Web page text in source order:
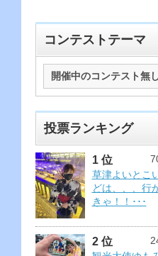
コンテストテーマ
開催中のコンテスト無
投票ランキング
1 位
草津よいとこ
どは、、、行
きゃ！！･･･
2 位